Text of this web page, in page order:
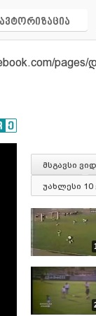
ავტორიზაცია
pages/
მსგავსი
უახლესი